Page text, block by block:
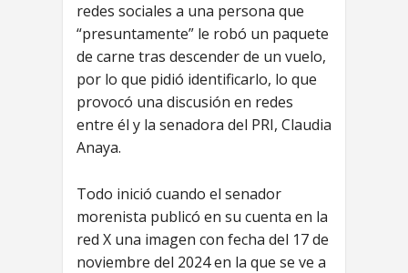
redes sociales a una persona que
“presuntamente” le robó un paquete
de carne tras descender de un vuelo,
por lo que pidió identificarlo, lo que
provocó una discusión en redes
entre él y la senadora del PRI, Claudia
Anaya.
Todo inició cuando el senador
morenista publicó en su cuenta en la
red X una imagen con fecha del 17 de
noviembre del 2024 en la que se ve a